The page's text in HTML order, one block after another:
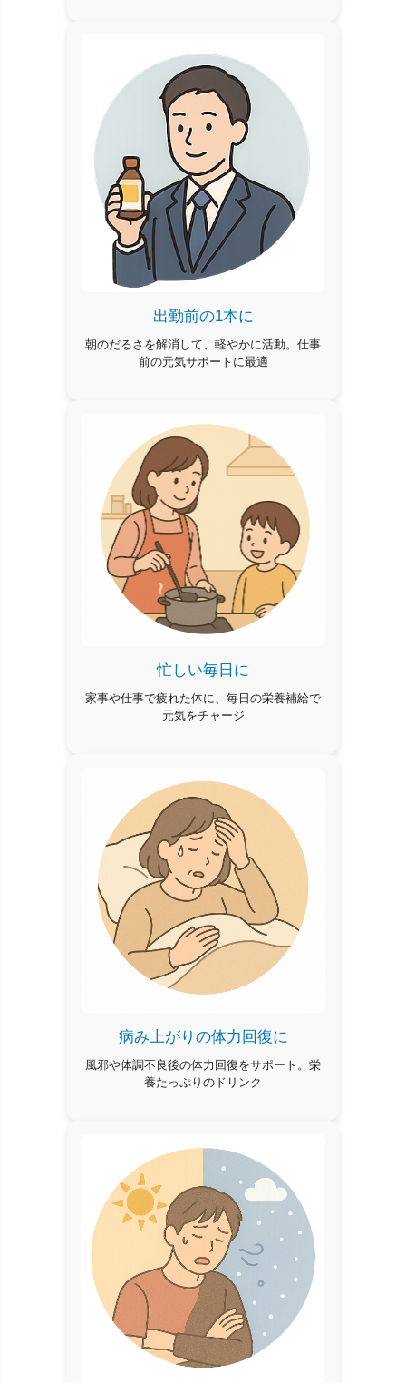
出勤前の1本に
朝のだるさを解消して、軽やかに活動。仕事
前の元気サポートに最適
忙しい毎日に
家事や仕事で疲れた体に、毎日の栄養補給で
元気をチャージ
病み上がりの体力回復に
風邪や体調不良後の体力回復をサポート。栄
養たっぷりのドリンク